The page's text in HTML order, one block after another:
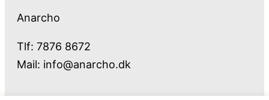
Anarcho
Tlf: 7876 8672
Mail: info@anarcho.dk